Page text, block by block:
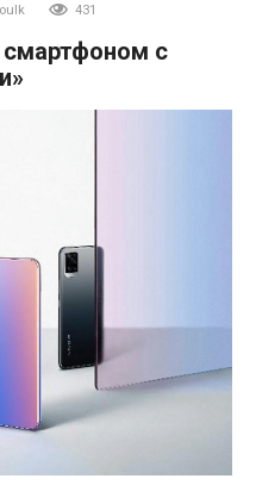
431
с